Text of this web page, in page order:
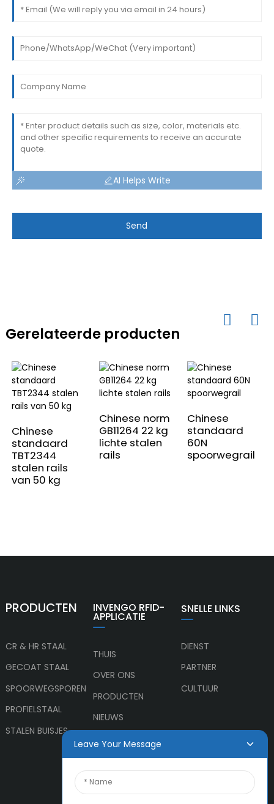
AI Helps Write
Send
Gerelateerde producten
Chinese
standaard
TBT2344
stalen rails
van 50 kg
Chinese norm
GB11264 22 kg
lichte stalen
rails
Chinese
standaard
60N
spoorwegrail
PRODUCTEN
CR & HR STAAL
GECOAT STAAL
SPOORWEGSPOREN
PROFIELSTAAL
STALEN BUISJES
INVENGO RFID-
APPLICATIE
THUIS
OVER ONS
PRODUCTEN
NIEUWS
NEEM CONTACT MET
SNELLE LINKS
DIENST
PARTNER
CULTUUR
Leave Your Message